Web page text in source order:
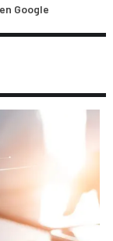
Google